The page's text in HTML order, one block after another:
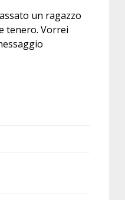
un ragazzo
tenero. Vorrei